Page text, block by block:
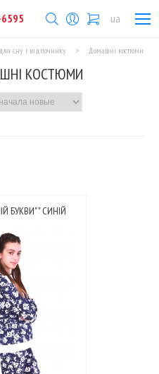
ua
сну і відпочинку > Домашні костюми
КОСТЮМИ
БУКВИ" " СИНІЙ